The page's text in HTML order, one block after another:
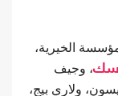
الخيرية،
، وجيف
ولاري بيج،